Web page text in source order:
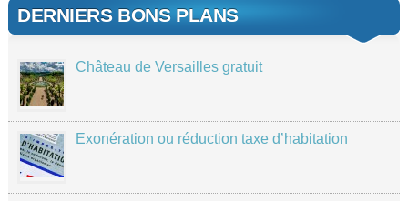
DERNIERS BONS PLANS
Château de Versailles gratuit
Exonération ou réduction taxe d’habitation